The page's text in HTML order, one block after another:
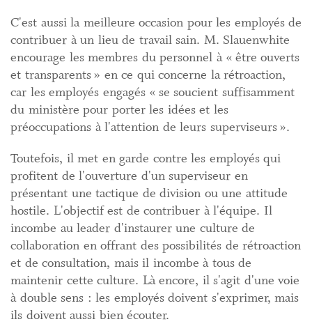
C'est aussi la meilleure occasion pour les employés de
contribuer à un lieu de travail sain. M. Slauenwhite
encourage les membres du personnel à « être ouverts
et transparents » en ce qui concerne la rétroaction,
car les employés engagés « se soucient suffisamment
du ministère pour porter les idées et les
préoccupations à l'attention de leurs superviseurs ».
Toutefois, il met en garde contre les employés qui
profitent de l'ouverture d'un superviseur en
présentant une tactique de division ou une attitude
hostile. L'objectif est de contribuer à l'équipe. Il
incombe au leader d'instaurer une culture de
collaboration en offrant des possibilités de rétroaction
et de consultation, mais il incombe à tous de
maintenir cette culture. Là encore, il s'agit d'une voie
à double sens : les employés doivent s'exprimer, mais
ils doivent aussi bien écouter.